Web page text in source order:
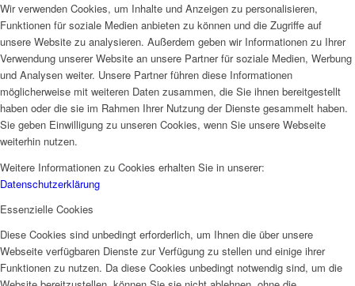
Wir verwenden Cookies, um Inhalte und Anzeigen zu personalisieren,
Funktionen für soziale Medien anbieten zu können und die Zugriffe auf
unsere Website zu analysieren. Außerdem geben wir Informationen zu Ihrer
Verwendung unserer Website an unsere Partner für soziale Medien, Werbung
und Analysen weiter. Unsere Partner führen diese Informationen
möglicherweise mit weiteren Daten zusammen, die Sie ihnen bereitgestellt
haben oder die sie im Rahmen Ihrer Nutzung der Dienste gesammelt haben.
Sie geben Einwilligung zu unseren Cookies, wenn Sie unsere Webseite
weiterhin nutzen.
Weitere Informationen zu Cookies erhalten Sie in unserer:
Datenschutzerklärung
Essenzielle Cookies
Diese Cookies sind unbedingt erforderlich, um Ihnen die über unsere
Webseite verfügbaren Dienste zur Verfügung zu stellen und einige ihrer
Funktionen zu nutzen. Da diese Cookies unbedingt notwendig sind, um die